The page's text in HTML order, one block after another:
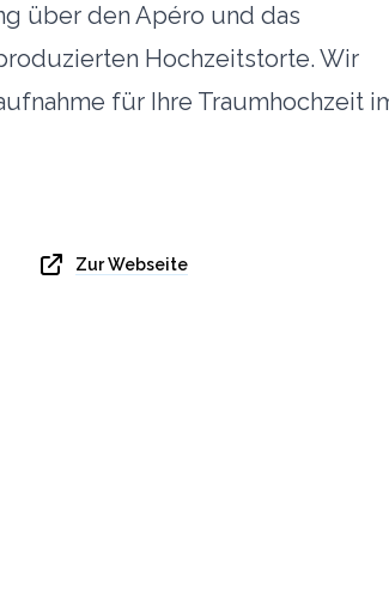
über den Apéro und das
Hochzeitstorte. Wir
für Ihre Traumhochzeit
Zur Webseite